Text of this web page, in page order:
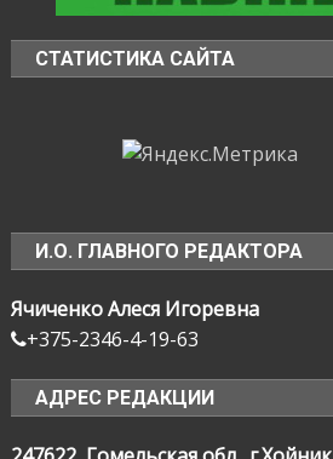
СТАТИСТИКА САЙТА
И.О. ГЛАВНОГО РЕДАКТОРА
Ячиченко Алеся Игоревна
+375-2346-4-19-63
АДРЕС РЕДАКЦИИ